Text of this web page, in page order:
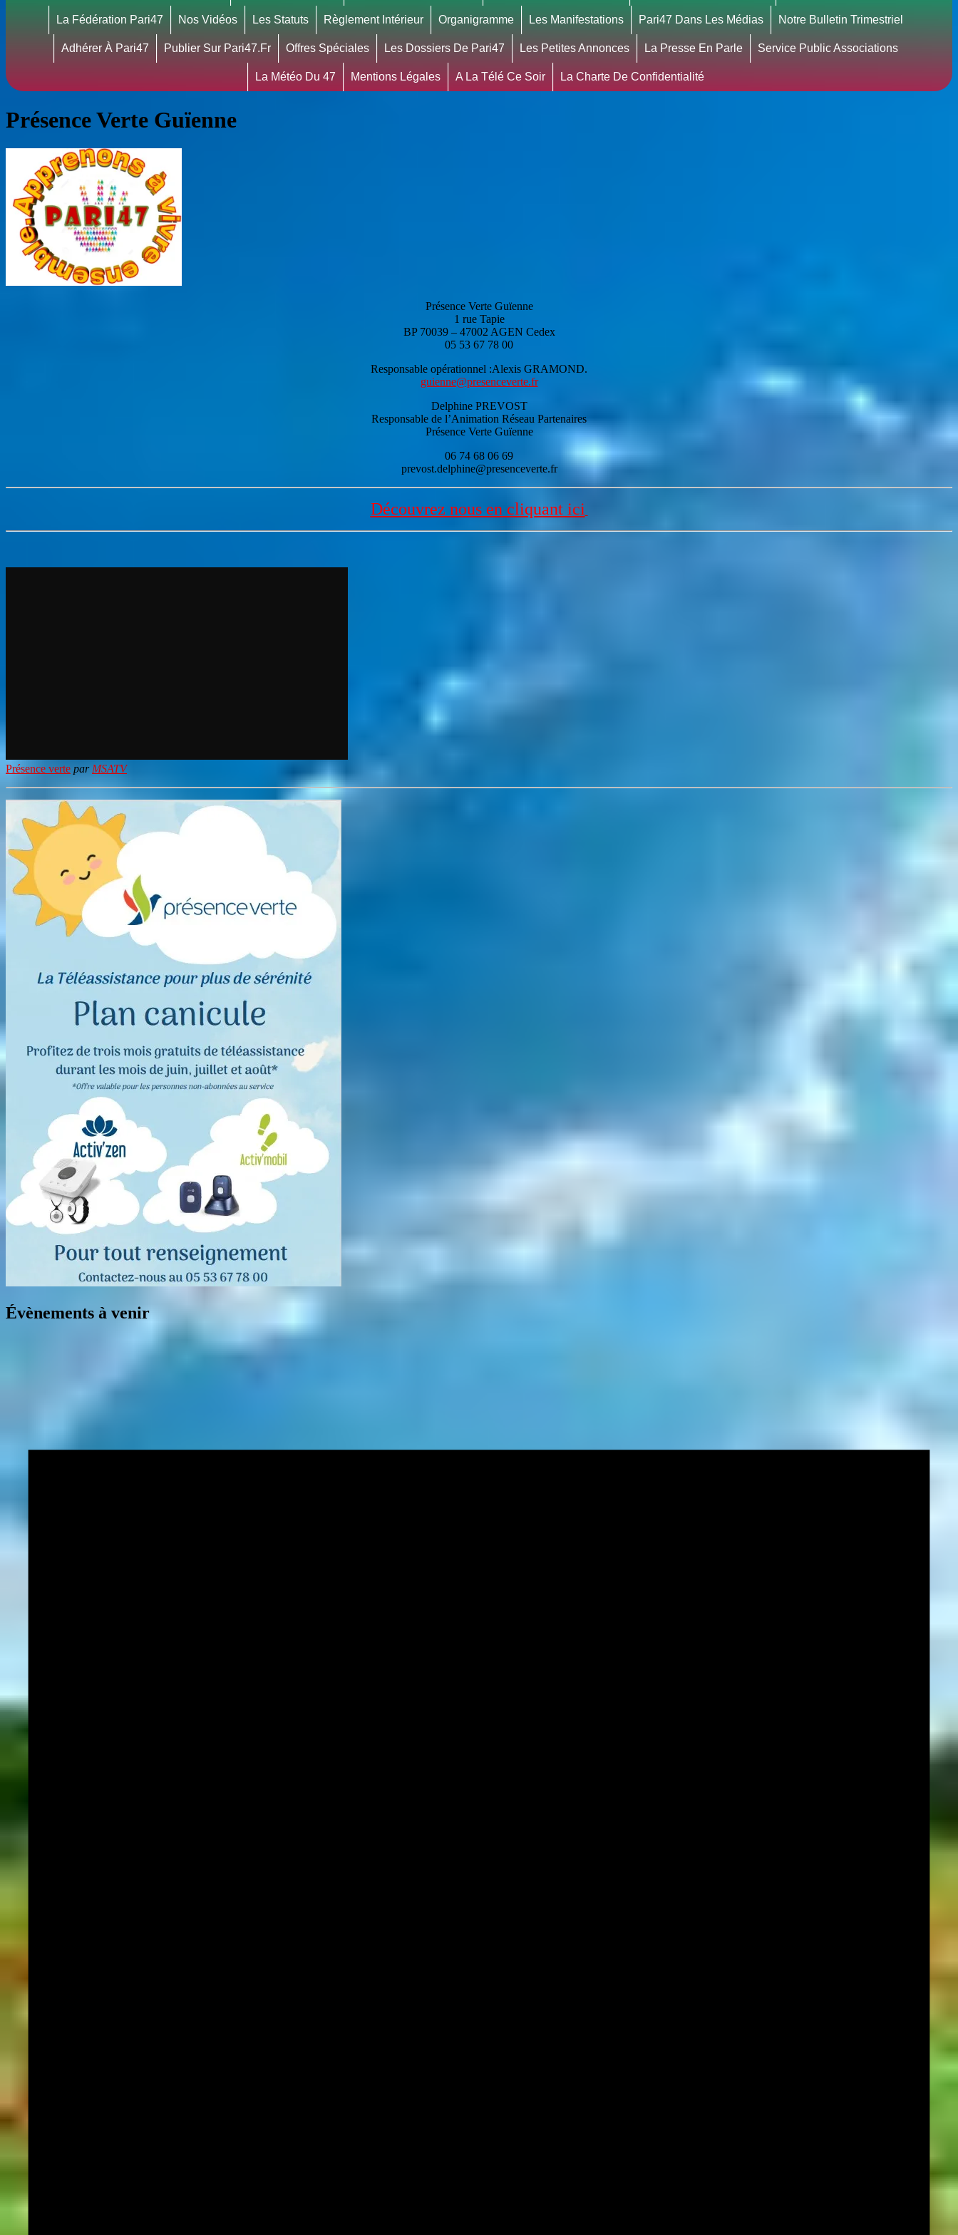
La Fédération Pari47 Nos Vidéos Les Statuts Règlement Intérieur Organigramme Les Manifestations Pari47 Dans Les Médias Notre Bulletin Trimestriel
Adhérer À Pari47 Publier Sur Pari47.fr Offres Spéciales Les Dossiers De Pari47 Les Petites Annonces La Presse En Parle Service Public Associations
La Météo Du 47 Mentions Légales A La Télé Ce Soir La Charte De Confidentialité
Présence Verte Guïenne
Présence Verte Guïenne
1 rue Tapie
BP 70039 – 47002 AGEN Cedex
05 53 67 78 00
Responsable opérationnel :Alexis GRAMOND.
guienne@presenceverte.fr
Delphine PREVOST
Responsable de l’Animation Réseau Partenaires
Présence Verte Guïenne
06 74 68 06 69
prevost.delphine@presenceverte.fr
Découvrez nous en cliquant ici
Présence verte par MSATV
Évènements à venir